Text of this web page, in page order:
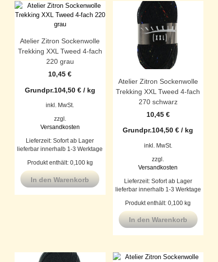
Atelier Zitron Sockenwolle
Trekking XXL Tweed 4-fach
220 grau
10,45€
Grundpr.104,50 €/ kg
inkl. MwSt.
zzgl.
Versandkosten
Lieferzeit:Sofort ab Lager
lieferbar innerhalb 1-3 Werktage
Produkt enthält: 0,100 kg
In den Warenkorb
Atelier Zitron Sockenwolle
Trekking XXL Tweed 4-fach
270 schwarz
10,45 €
Grundpr.104,50€ / kg
inkl. MwSt.
zzgl.
Versandkosten
Lieferzeit: Sofort ab Lager
lieferbar innerhalb 1-3 Werktage
Produkt enthält: 0,100 kg
In den Warenkorb